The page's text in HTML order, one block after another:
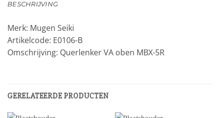
BESCHRIJVING
Merk: Mugen Seiki
Artikelcode: E0106-B
Omschrijving: Querlenker VA oben MBX-5R
GERELATEERDE PRODUCTEN